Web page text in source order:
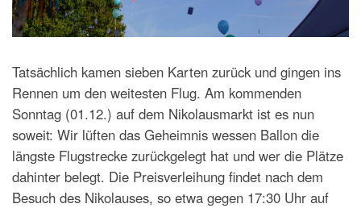
Tatsächlich kamen sieben Karten zurück und gingen ins
Rennen um den weitesten Flug. Am kommenden
Sonntag (01.12.) auf dem Nikolausmarkt ist es nun
soweit: Wir lüften das Geheimnis wessen Ballon die
längste Flugstrecke zurückgelegt hat und wer die Plätze
dahinter belegt. Die Preisverleihung findet nach dem
Besuch des Nikolauses, so etwa gegen 17:30 Uhr auf